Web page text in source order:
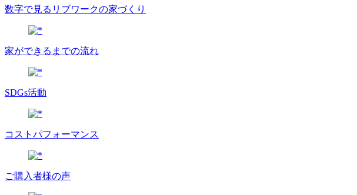
数字で⾒るリブワークの家づくり
家ができるまでの流れ
SDGs活動
コストパフォーマンス
ご購入者様の声